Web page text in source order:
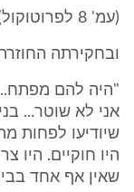
(עמ' 8 לפרוטוקול).
ובחקירתה
"היה להם
אני לא שוטר...
שיודיעו לפחות
היו חוקיים. היו
שאין אף אחד